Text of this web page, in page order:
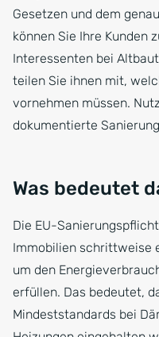
Gesetzen und dem
können Sie Ihre Kunden
Interessenten bei
teilen Sie ihnen mit,
vornehmen müssen.
dokumentierte
Was bedeutet
Die EU-
Immobilien schrittweise
um den
erfüllen. Das bedeutet,
Mindeststandards bei